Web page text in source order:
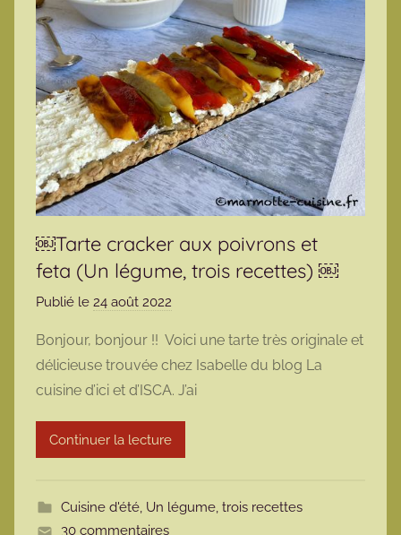
￼Tarte cracker aux poivrons et
feta (Un légume, trois recettes) ￼
Publié le 24 août 2022
r
m
a
r
t
Bonjour, bonjour !! Voici une tarte très originale et
délicieuse trouvée chez Isabelle du blog La
cuisine d’ici et d’ISCA. J’ai
Continuer la lecture
Cuisine d'été, Un légume, trois recettes
30 commentaires